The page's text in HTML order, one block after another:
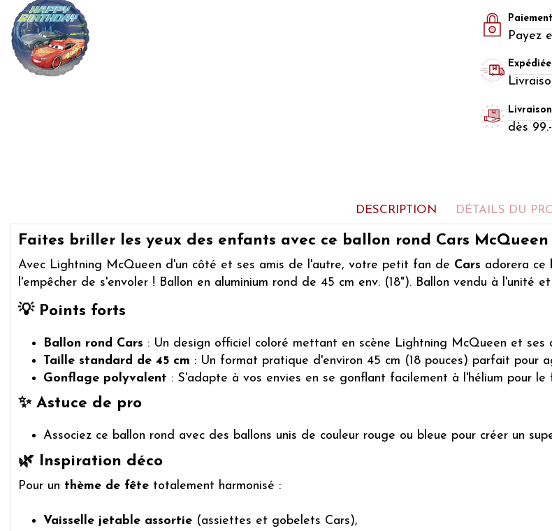
Payez
dès
DESCRIPTION DÉTAILS DU
Faites briller les yeux des enfants avec ce ballon rond Cars McQueen
Avec Lightning McQueen d'un côté et ses amis de l'autre, votre petit fan de Cars adorera ce
l'empêcher de s'envoler ! Ballon en aluminium rond de 45 cm env. (18"). Ballon vendu à
💡 Points forts
Ballon rond Cars : Un design officiel coloré mettant en scène Lightning McQueen et ses
Taille standard de 45 cm : Un format pratique d'environ 45 cm (18 pouces) parfait pour
Gonflage polyvalent : S'adapte à vos envies en se gonflant facilement à l'hélium pour
✨ Astuce de pro
Associez ce ballon rond avec des ballons unis de couleur rouge ou bleue pour créer un
🌿 Inspiration déco
Pour un thème de fête totalement harmonisé :
Vaisselle jetable assortie (assiettes et gobelets Cars),